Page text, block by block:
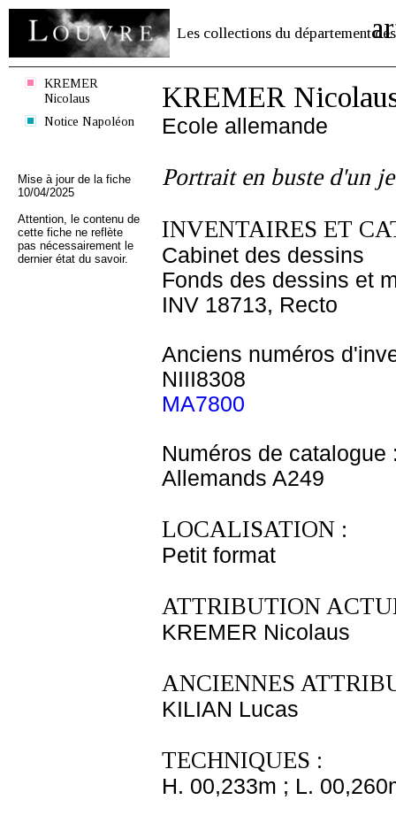
Les collections du département des
KREMER
Nicolaus
Notice Napoléon
Mise à jour de la fiche
10/04/2025
Attention, le contenu de
cette fiche ne reflète
pas nécessairement le
dernier état du savoir.
KREMER
Ecole allemande
Portrait en buste d'un
INVENTAIRES ET
Cabinet des dessins
Fonds des dessins et
INV 18713, Recto
Anciens numéros
NIII8308
MA7800
Numéros de catalogue
Allemands A249
LOCALISATION :
Petit format
ATTRIBUTION
KREMER Nicolaus
ANCIENNES
KILIAN Lucas
TECHNIQUES :
H. 00,233m ; L.